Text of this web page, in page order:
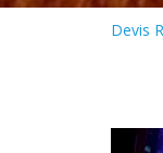
Devis